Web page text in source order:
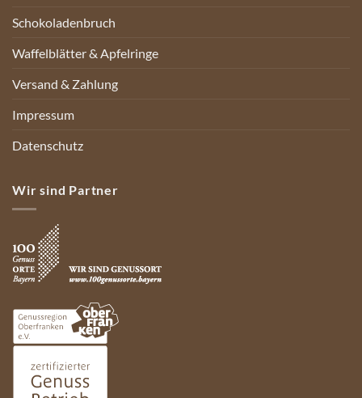
Schokoladenbruch
Waffelblätter & Apfelringe
Versand & Zahlung
Impressum
Datenschutz
Wir sind Partner